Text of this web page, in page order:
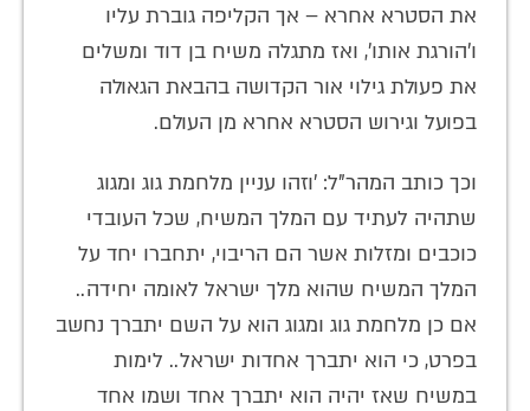
את הסטרא אחרא – אך הקליפה גוברת עליו
ו'הורגת אותו', ואז מתגלה משיח בן דוד ומשלים
את פעולת גילוי אור הקדושה בהבאת הגאולה
בפועל וגירוש הסטרא אחרא מן העולם.
וכך כותב המהר"ל: 'וזהו עניין מלחמת גוג ומגוג
שתהיה לעתיד עם המלך המשיח, שכל העובדי
כוכבים ומזלות אשר הם הריבוי, יתחברו יחד על
המלך המשיח שהוא מלך ישראל לאומה יחידה..
אם כן מלחמת גוג ומגוג הוא על השם יתברך נחשב
בפרט, כי הוא יתברך אחדות ישראל.. לימות
במשיח שאז יהיה הוא יתברך אחד ושמו אחד